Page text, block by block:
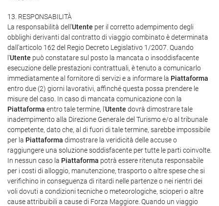
13. RESPONSABILITÀ
La responsabilità dell'Utente per il corretto adempimento degli
obblighi derivanti dal contratto di viaggio combinato è determinata
dall'articolo 162 del Regio Decreto Legislativo 1/2007. Quando
l'Utente può constatare sul posto la mancata o insoddisfacente
esecuzione delle prestazioni contrattuali, è tenuto a comunicarlo
immediatamente al fornitore di servizi e a informare la Piattaforma
entro due (2) giorni lavorativi, affinché questa possa prendere le
misure del caso. In caso di mancata comunicazione con la
Piattaforma entro tale termine, l'Utente dovrà dimostrare tale
inadempimento alla Direzione Generale del Turismo e/o al tribunale
competente, dato che, al di fuori di tale termine, sarebbe impossibile
per la Piattaforma dimostrare la veridicità delle accuse o
raggiungere una soluzione soddisfacente per tutte le parti coinvolte.
In nessun caso la Piattaforma potrà essere ritenuta responsabile
per i costi di alloggio, manutenzione, trasporto o altre spese che si
verifichino in conseguenza di ritardi nelle partenze o nei rientri dei
voli dovuti a condizioni tecniche o meteorologiche, scioperi o altre
cause attribuibili a cause di Forza Maggiore. Quando un viaggio